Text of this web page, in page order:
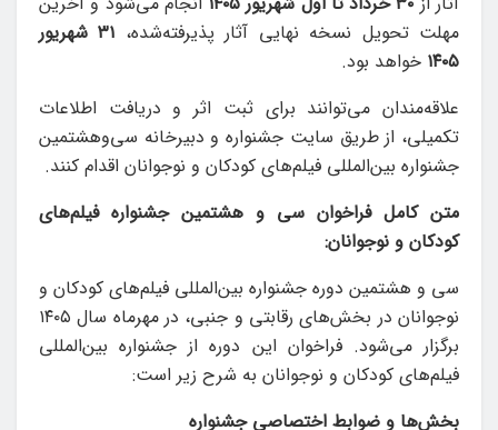
مهلت تحویل نسخه نهایی آثار پذیرفته‌شده،
۳۱ شهریور
۱۴۰۵ خواهد بود.
علاقه‌مندان می‌توانند برای ثبت اثر و دریافت اطلاعات
تکمیلی، از طریق سایت جشنواره و دبیرخانه سی‌وهشتمین
جشنواره بین‌المللی فیلم‌های کودکان و نوجوانان اقدام کنند.
متن کامل فراخوان سی و هشتمین جشنواره فیلم‌های
کودکان و نوجوانان:
سی و هشتمین دوره‌ جشنواره بین‌المللی فیلم‌های کودکان و
نوجوانان در بخش‌های رقابتی و جنبی، در مهرماه سال ۱۴۰۵
برگزار می‌شود. فراخوان این دوره از جشنواره بین‌المللی
فیلم‌های کودکان و نوجوانان به شرح زیر است:
بخش‌ها و ضوابط اختصاصی جشنواره